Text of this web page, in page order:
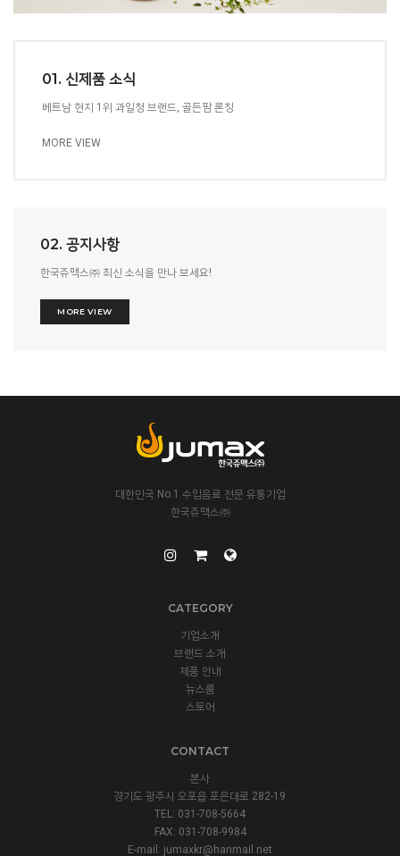
01. 신제품 소식
베트남 현지 1위 과일청 브랜드, 골든팜 론칭
MORE VIEW
02. 공지사항
한국쥬맥스㈜ 최신 소식을 만나 보세요!
MORE VIEW
대한민국 No.1 수입음료 전문 유통기업
한국쥬맥스㈜
CATEGORY
기업소개
브랜드 소개
제품 안내
뉴스룸
스토어
CONTACT
본사
경기도 광주시 오포읍 포은대로 282-19
TEL: 031-708-5664
FAX: 031-708-9984
E-mail: jumaxkr@hanmail.net